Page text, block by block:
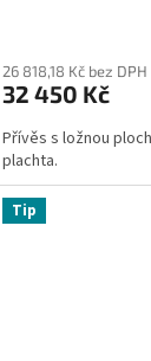
26 818,18 Kč bez DPH
32 450 Kč
Přívěs s ložnou
plachta.
Tip